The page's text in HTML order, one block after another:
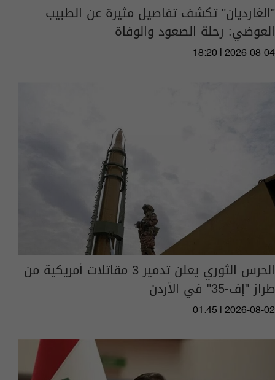
"الغارديان" تكشف تفاصيل مثيرة عن الطبيب
العوضي: رحلة الصعود والوفاة
18:20 | 2026-08-04
الحرس الثوري يعلن تدمير 3 مقاتلات أمريكية من
طراز "إف-35" في الأردن
01:45 | 2026-08-02